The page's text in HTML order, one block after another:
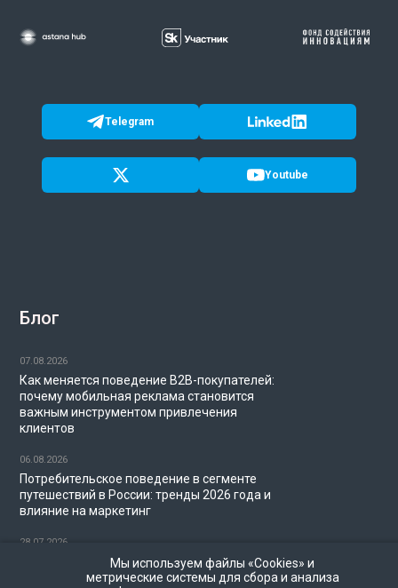
Блог
07.08.2026
Как меняется поведение B2B-покупателей:
почему мобильная реклама становится
важным инструментом привлечения
клиентов
06.08.2026
Потребительское поведение в сегменте
путешествий в России: тренды 2026 года и
влияние на маркетинг
28.07.2026
Миллениалы и диджитал-маркетинг в 2026
году: как брендам охватить аудиторию
Telegram
Youtube
Мы используем файлы «Cookies» и
метрические системы для сбора и анализа